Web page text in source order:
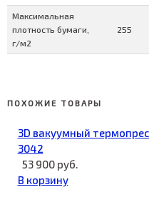
Максимальная
плотность бумаги,
г/м2
255
ПОХОЖИЕ ТОВАРЫ
3D вакуумный
3042
53 900 руб.
В корзину